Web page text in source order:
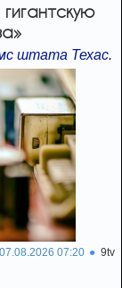
штата Техас.
07.08.2026 07:20 9tv